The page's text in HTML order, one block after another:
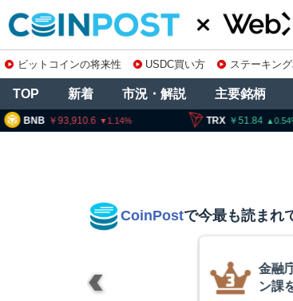
ビットコインの将来性 USDC買い方 ステーキン
TOP 新着 市況・解説 主要銘柄
93,910.6 1.14 51.84 0.54
CoinPostで今最も読まれ
「仮
想通